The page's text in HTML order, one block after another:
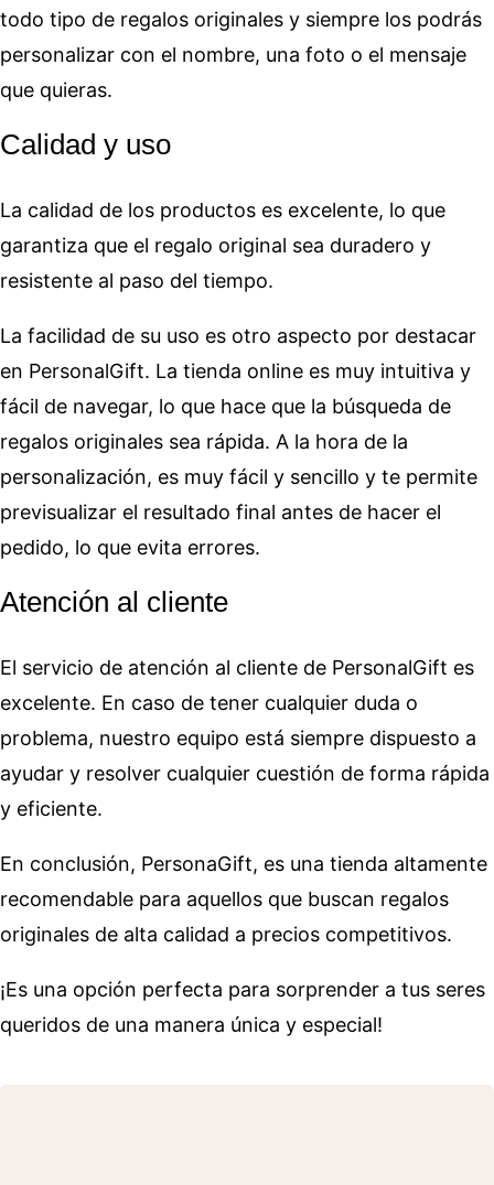
todo tipo de regalos originales y siempre los podrás
personalizar con el nombre, una foto o el mensaje
que quieras.
Calidad y uso
La calidad de los productos es excelente, lo que
garantiza que el regalo original sea duradero y
resistente al paso del tiempo.
La facilidad de su uso es otro aspecto por destacar
en PersonalGift. La tienda online es muy intuitiva y
fácil de navegar, lo que hace que la búsqueda de
regalos originales sea rápida. A la hora de la
personalización, es muy fácil y sencillo y te permite
previsualizar el resultado final antes de hacer el
pedido, lo que evita errores.
Atención al cliente
El servicio de atención al cliente de PersonalGift es
excelente. En caso de tener cualquier duda o
problema, nuestro equipo está siempre dispuesto a
ayudar y resolver cualquier cuestión de forma rápida
y eficiente.
En conclusión, PersonaGift, es una tienda altamente
recomendable para aquellos que buscan regalos
originales de alta calidad a precios competitivos.
¡Es una opción perfecta para sorprender a tus seres
queridos de una manera única y especial!